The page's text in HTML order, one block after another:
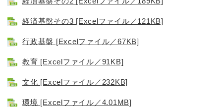
経済基盤その3 [Excelファイル／121KB]
行政基盤 [Excelファイル／67KB]
教育 [Excelファイル／91KB]
文化 [Excelファイル／232KB]
環境 [Excelファイル／4.01MB]